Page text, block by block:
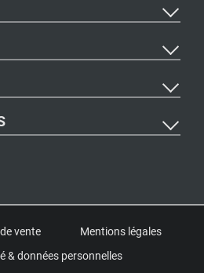
vente
Mentions légales
& données personnelles